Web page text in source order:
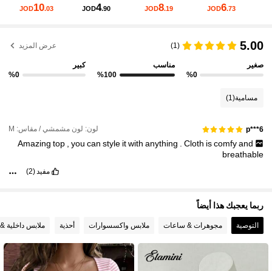
JOD6.73
JOD8.19
JOD4.90
JOD10.03
5.00
(1) عرض المزيد
صغير
%0
مناسب
%100
كبير
%0
مسامية(1)
p***6 لون: لون مشمشي / مقاس: M
Amazingtop ,youcanstyle itwithanything .Cloth iscomfyand
breathable
مفيد(2)
ربما يعجبك هذا أيضاً
التوصية مجوهرات & ساعات ملابس واكسسوارات أحذية ملابس داخلية